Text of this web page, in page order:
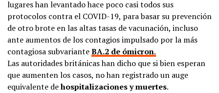
lugares han levantado hace poco casi todos sus
protocolos contra el COVID-19, para basar su prevención
de otro brote en las altas tasas de vacunación, incluso
ante aumentos de los contagios impulsado por la más
contagiosa subvarianteBA.2 de ómicron.
Las autoridades británicas han dicho que si bien esperan
que aumenten los casos, no han registrado un auge
equivalente dehospitalizaciones y muertes.